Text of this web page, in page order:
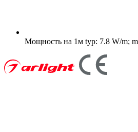
Мощность на 1м typ: 7.8 W/m;